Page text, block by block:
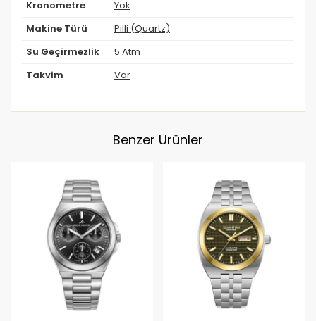
Kronometre Yok
Makine Türü Pilli (Quartz)
Su Geçirmezlik 5 Atm
Takvim Var
Benzer Ürünler